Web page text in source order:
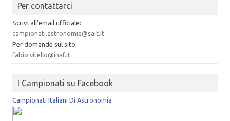
Per contattarci
Scrivi all'email ufficiale:
campionati.astronomia@sait.it
Per domande sul sito:
fabio.vitello@inaf.it
I Campionati su Facebook
Campionati Italiani Di Astronomia